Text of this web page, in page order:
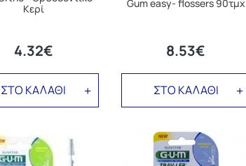
Κερί
4.32€
ΣΤΟ ΚΑΛΑΘΙ
Gum easy- flossers 90τμχ
8.53€
ΣΤΟ ΚΑΛΑΘΙ